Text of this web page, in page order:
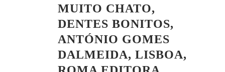
MUITO CHATO,
DENTES BONITOS,
ANTÓNIO GOMES
DALMEIDA, LISBOA,